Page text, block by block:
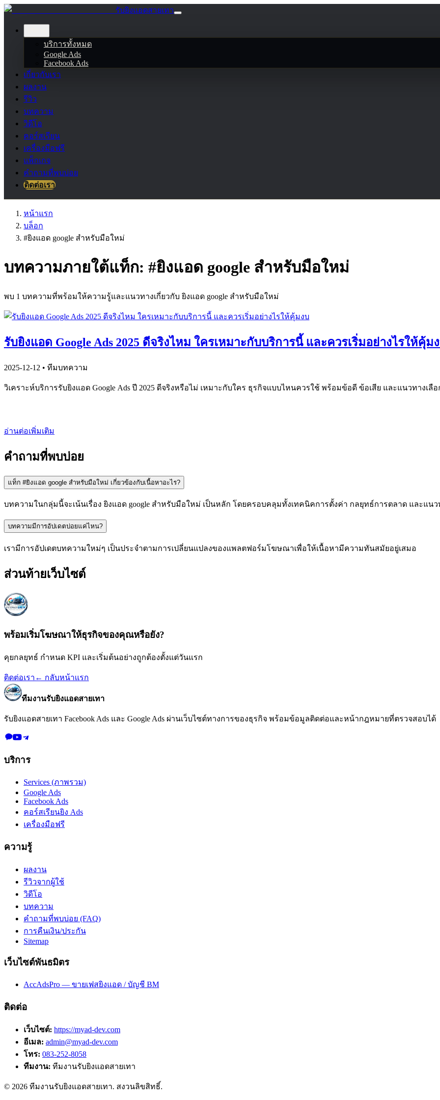
รับยิงแอดสายเทา
บริการทั้งหมด
Google Ads
Facebook Ads
เกี่ยวกับเรา
ผลงาน
รีวิว
บทความ
วิดีโอ
คอร์สเรียน
เครื่องมือฟรี
แพ็กเกจ
คำถามที่พบบ่อย
ติดต่อเรา
หน้าแรก
บล็อก
#ยิงแอด google สำหรับมือใหม่
บทความภายใต้แท็ก: #ยิงแอด google สำหรับมือใหม่
พบ 1 บทความที่พร้อมให้ความรู้และแนวทางเกี่ยวกับ ยิงแอด google สำหรับมือใหม่
รับยิงแอด Google Ads 2025 ดีจริงไหม ใครเหมาะกับบริการนี้ และควรเริ่มอย่างไรให้คุ้ม
2025-12-12 • ทีมบทความ
วิเคราะห์บริการรับยิงแอด Google Ads ปี 2025 ดีจริงหรือไม่ เหมาะกับใคร ธุรกิจแบบไหนควรใช้ พร้อมข้อดี ข้อเสีย และแนวทางเลื
อ่านต่อเพิ่มเติม
คำถามที่พบบ่อย
แท็ก #ยิงแอด google สำหรับมือใหม่ เกี่ยวข้องกับเนื้อหาอะไร?
บทความในกลุ่มนี้จะเน้นเรื่อง ยิงแอด google สำหรับมือใหม่ เป็นหลัก โดยครอบคลุมทั้งเทคนิคการตั้งค่า กลยุทธ์การตลาด และแนว
บทความมีการอัปเดตบ่อยแค่ไหน?
เรามีการอัปเดตบทความใหม่ๆ เป็นประจำตามการเปลี่ยนแปลงของแพลตฟอร์มโฆษณาเพื่อให้เนื้อหามีความทันสมัยอยู่เสมอ
ส่วนท้ายเว็บไซต์
พร้อมเริ่มโฆษณาให้ธุรกิจของคุณหรือยัง?
คุยกลยุทธ์ กำหนด KPI และเริ่มต้นอย่างถูกต้องตั้งแต่วันแรก
ติดต่อเรา ← กลับหน้าแรก
ทีมงานรับยิงแอดสายเทา
รับยิงแอดสายเทา Facebook Ads และ Google Ads ผ่านเว็บไซต์ทางการของธุรกิจ พร้อมข้อมูลติดต่อและหน้ากฎหมายที่ตรวจสอบได้
บริการ
Services (ภาพรวม)
Google Ads
Facebook Ads
คอร์สเรียนยิง Ads
เครื่องมือฟรี
ความรู้
ผลงาน
รีวิวจากผู้ใช้
วิดีโอ
บทความ
คำถามที่พบบ่อย (FAQ)
การคืนเงิน/ประกัน
Sitemap
เว็บไซต์พันธมิตร
AccAdsPro — ขายเฟสยิงแอด / บัญชี BM
ติดต่อ
เว็บไซต์: https://myad-dev.com
อีเมล: admin@myad-dev.com
โทร: 083-252-8058
ทีมงาน: ทีมงานรับยิงแอดสายเทา
© 2026 ทีมงานรับยิงแอดสายเทา. สงวนลิขสิทธิ์.